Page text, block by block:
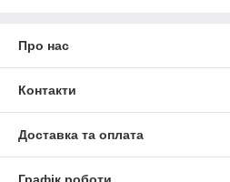
Про нас
Контакти
Доставка та оплата